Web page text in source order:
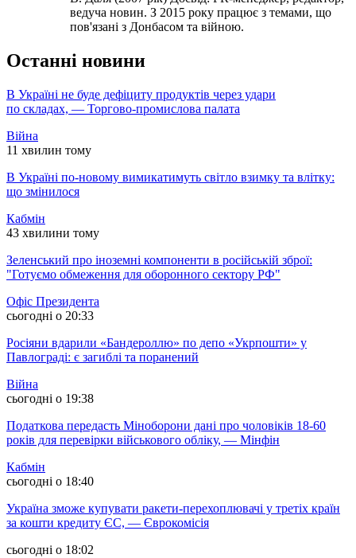
ведуча новин. З 2015 року працює з темами, що
пов'язані з Донбасом та війною.
Останні новини
В Україні не буде дефіциту продуктів через удари
по складах, — Торгово-промислова палата
Війна
11 хвилин тому
В Україні по-новому вимикатимуть світло взимку та влітку:
що змінилося
Кабмін
43 хвилини тому
Зеленський про іноземні компоненти в російській зброї:
"Готуємо обмеження для оборонного сектору РФ"
Офіс Президента
сьогодні о 20:33
Росіяни вдарили «Бандероллю» по депо «Укрпошти» у
Павлограді: є загиблі та поранений
Війна
сьогодні о 19:38
Податкова передасть Міноборони дані про чоловіків 18-60
років для перевірки військового обліку, — Мінфін
Кабмін
сьогодні о 18:40
Україна зможе купувати ракети-перехоплювачі у третіх країн
за кошти кредиту ЄС, — Єврокомісія
сьогодні о 18:02